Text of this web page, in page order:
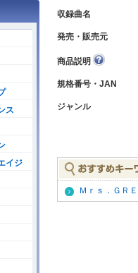
ス
イジ
収録曲名
発売・販売元
商品説明
規格番号・JAN
ジャンル
Ｍｒｓ．ＧＲ